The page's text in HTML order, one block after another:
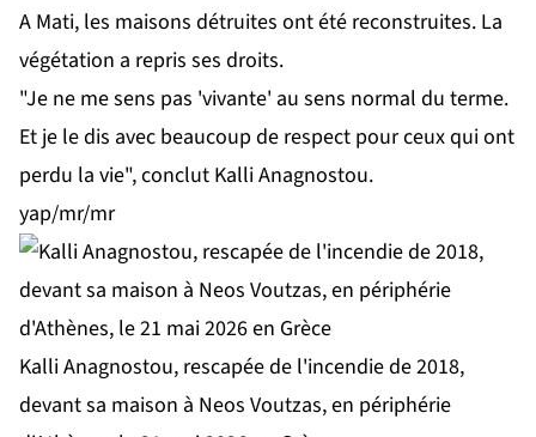
A Mati, les maisons détruites ont été reconstruites. La
végétation a repris ses droits.
"Je ne me sens pas 'vivante' au sens normal du terme.
Et je le dis avec beaucoup de respect pour ceux qui ont
perdu la vie", conclut Kalli Anagnostou.
yap/mr/mr
Kalli Anagnostou, rescapée de l'incendie de 2018,
devant sa maison à Neos Voutzas, en périphérie